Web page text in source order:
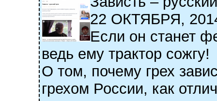
22 ОКТЯБРЯ,
Если он станет
ведь ему трактор сожгу!
О том, почему грех
грехом России, как